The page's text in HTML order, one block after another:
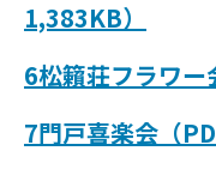
1,383KB）
6松籟荘フラワー
7門戸喜楽会（